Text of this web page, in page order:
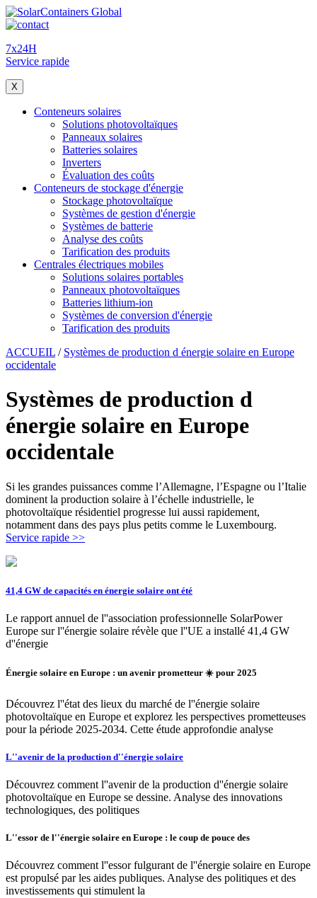
7x24H
Service rapide
X
Conteneurs solaires
Solutions photovoltaïques
Panneaux solaires
Batteries solaires
Inverters
Évaluation des coûts
Conteneurs de stockage d'énergie
Stockage photovoltaïque
Systèmes de gestion d'énergie
Systèmes de batterie
Analyse des coûts
Tarification des produits
Centrales électriques mobiles
Solutions solaires portables
Panneaux photovoltaïques
Batteries lithium-ion
Systèmes de conversion d'énergie
Tarification des produits
ACCUEIL / Systèmes de production d énergie solaire en Europe
occidentale
Systèmes de production d
énergie solaire en Europe
occidentale
Si les grandes puissances comme l’Allemagne, l’Espagne ou l’Italie
dominent la production solaire à l’échelle industrielle, le
photovoltaïque résidentiel progresse lui aussi rapidement,
notamment dans des pays plus petits comme le Luxembourg.
Service rapide >>
41,4 GW de capacités en énergie solaire ont été
Le rapport annuel de l''association professionnelle SolarPower
Europe sur l''énergie solaire révèle que l''UE a installé 41,4 GW
d''énergie
Énergie solaire en Europe : un avenir prometteur ☀️ pour 2025
Découvrez l''état des lieux du marché de l''énergie solaire
photovoltaïque en Europe et explorez les perspectives prometteuses
pour la période 2025-2034. Cette étude approfondie analyse
L''avenir de la production d''énergie solaire
Découvrez comment l''avenir de la production d''énergie solaire
photovoltaïque en Europe se dessine. Analyse des innovations
technologiques, des politiques
L''essor de l''énergie solaire en Europe : le coup de pouce des
Découvrez comment l''essor fulgurant de l''énergie solaire en Europe
est propulsé par les aides publiques. Analyse des politiques et des
investissements qui stimulent la